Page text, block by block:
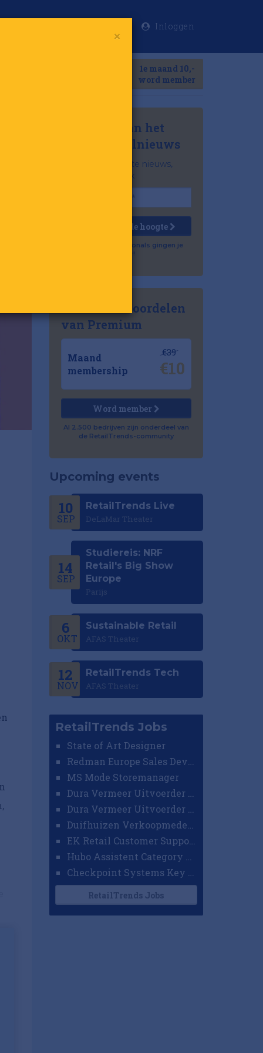
Inloggen
1e maand 10,-
word member
Mis niets van het
laatste retailnieuws
Het belangrijkste nieuws,
gratis in je inbox
Houd mij op de hoogte
Al 57.500 professionals gingen je
voor!
Ontdek de voordelen
van Premium
Maand
membership
€39
€10
Word member
Al 2.500 bedrijven zijn onderdeel van
de RetailTrends-community
Upcoming events
10
SEP
RetailTrends Live
DeLaMar Theater
14
SEP
Studiereis: NRF
Retail's Big Show
Europe
Parijs
6
OKT
Sustainable Retail
AFAS Theater
12
NOV
RetailTrends Tech
AFAS Theater
RetailTrends Jobs
State of Art Designer
MS Mode Storemanager
EK Retail Customer Support Omnichannel
RetailTrends Jobs
×